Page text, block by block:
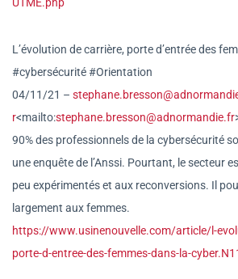
L’évolution de carrière, porte d’entrée des
#cybersécurité #Orientation
04/11/21 –
r<mailto:stephane.bresson@adnormandie.fr
90% des professionnels de la cybersécurité
une enquête de l’Anssi. Pourtant, le secteur
peu expérimentés et aux reconversions. Il
largement aux femmes.
https://www.usinenouvelle.com/article/l-
porte-d-entree-des-femmes-dans-la-